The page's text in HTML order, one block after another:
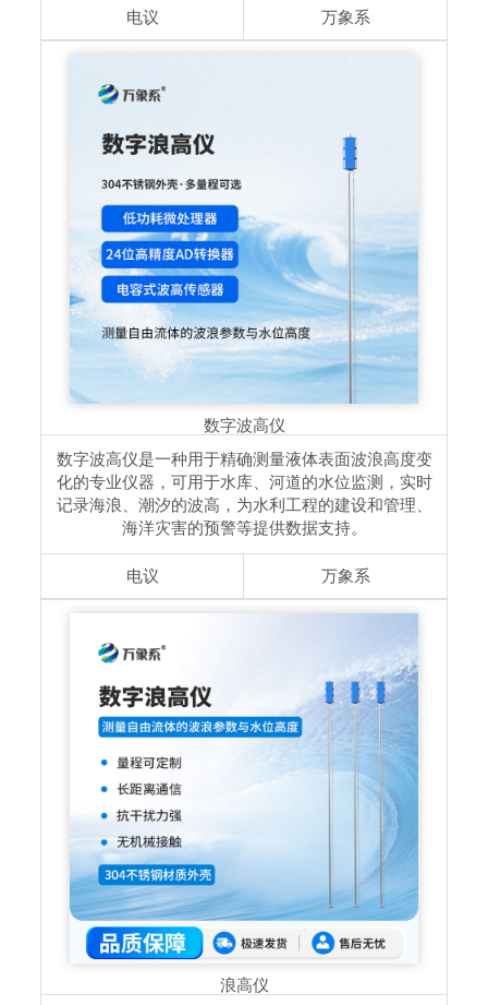
电议 万象系
数字波高仪
数字波高仪是一种用于精确测量液体表面波浪高度变
化的专业仪器，可用于水库、河道的水位监测，实时
记录海浪、潮汐的波高，为水利工程的建设和管理、
海洋灾害的预警等提供数据支持。
电议 万象系
浪高仪